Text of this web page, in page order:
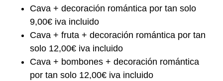
Cava + decoración romántica por tan solo
9,00€ iva incluido
Cava + fruta + decoración romántica por tan
solo 12,00€ iva incluido
Cava + bombones + decoración romántica
por tan solo 12,00€ iva incluido